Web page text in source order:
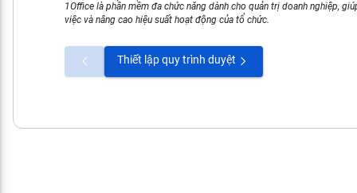
1Office là phần mềm đa chức năng dành cho quản trị doanh nghiệp,
việc và nâng cao hiệu suất hoạt động của tổ chức.
Thiết lập quy trình duyệt